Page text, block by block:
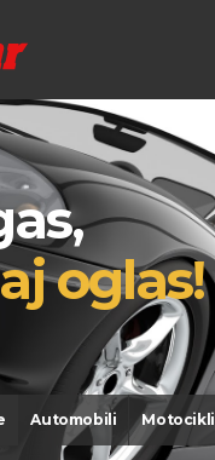
oglas!
Automobili Motocikli